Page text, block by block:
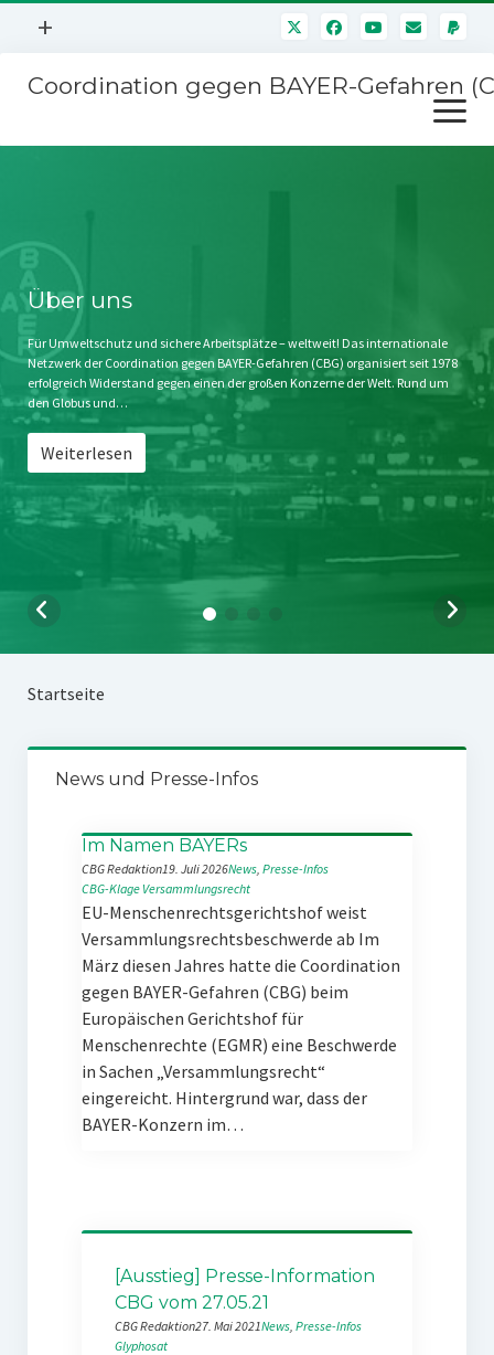
Menü
+
Mitmachen
Kontakt
Impressum
Störfälle
Coordination gegen BAYER-Gefahren
Menü
öffnen
Stichwort BAYER
Jahrestagung
SPENDEN
Über uns
Für Umweltschutz und sichere Arbeitsplätze – weltweit! Das internationale
Netzwerk der Coordination gegen BAYER-Gefahren (CBG) organisiert seit 1978
erfolgreich Widerstand gegen einen der großen Konzerne der Welt. Rund um
den Globus und…
Weiterlesen
Startseite
News und Presse-Infos
Im Namen BAYERs
CBG Redaktion19. Juli 2026News, Presse-Infos
CBG-Klage Versammlungsrecht
EU-Menschenrechtsgerichtshof weist
Versammlungsrechtsbeschwerde ab Im
März diesen Jahres hatte die Coordination
gegen BAYER-Gefahren (CBG) beim
Europäischen Gerichtshof für
Menschenrechte (EGMR) eine Beschwerde
in Sachen „Versammlungsrecht“
eingereicht. Hintergrund war, dass der
BAYER-Konzern im…
[Ausstieg] Presse-Information
CBG vom 27.05.21
CBG Redaktion27. Mai 2021News, Presse-Infos
Glyphosat